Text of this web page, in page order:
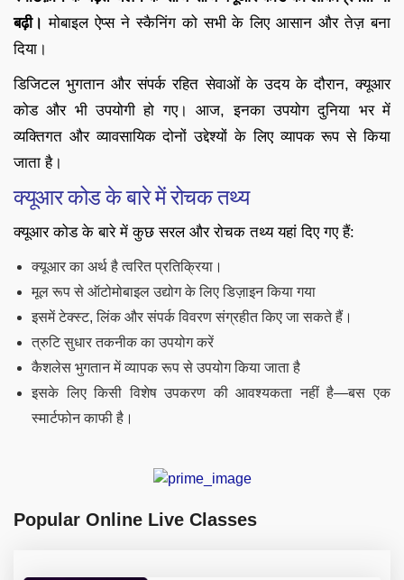
बढ़ी। मोबाइल ऐप्स ने स्कैनिंग को सभी के लिए आसान और तेज़ बना
दिया।
डिजिटल भुगतान और संपर्क रहित सेवाओं के उदय के दौरान, क्यूआर
कोड और भी उपयोगी हो गए। आज, इनका उपयोग दुनिया भर में
व्यक्तिगत और व्यावसायिक दोनों उद्देश्यों के लिए व्यापक रूप से किया
जाता है।
क्यूआर कोड के बारे में रोचक तथ्य
क्यूआर कोड के बारे में कुछ सरल और रोचक तथ्य यहां दिए गए हैं:
क्यूआर का अर्थ है त्वरित प्रतिक्रिया।
मूल रूप से ऑटोमोबाइल उद्योग के लिए डिज़ाइन किया गया
इसमें टेक्स्ट, लिंक और संपर्क विवरण संग्रहीत किए जा सकते हैं।
त्रुटि सुधार तकनीक का उपयोग करें
कैशलेस भुगतान में व्यापक रूप से उपयोग किया जाता है
इसके लिए किसी विशेष उपकरण की आवश्यकता नहीं है—बस एक
स्मार्टफोन काफी है।
Popular Online Live Classes